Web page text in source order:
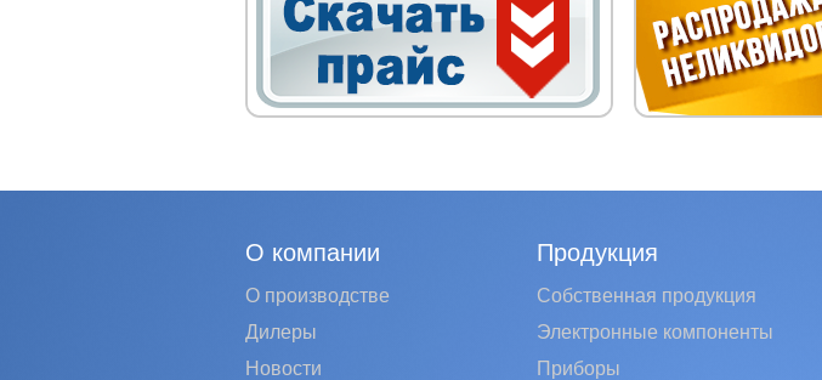
О компании
О производстве
Дилеры
Новости
Продукция
Собственная продукция
Электронные компоненты
Приборы